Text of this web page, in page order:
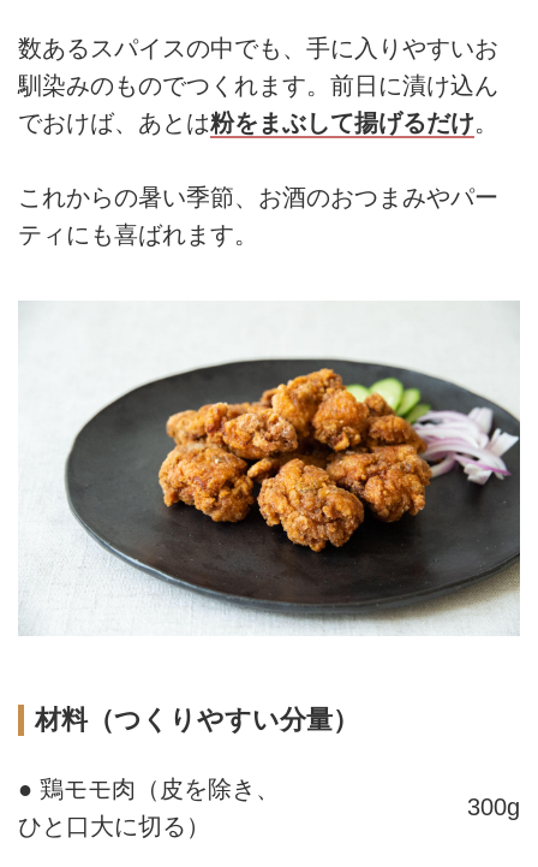
数あるスパイスの中でも、手に入りやすいお
馴染みのものでつくれます。前日に漬け込ん
でおけば、あとは粉をまぶして揚げるだけ。
これからの暑い季節、お酒のおつまみやパー
ティにも喜ばれます。
材料（つくりやすい分量）
● 鶏モモ肉（皮を除き、
ひと口大に切る）
300g